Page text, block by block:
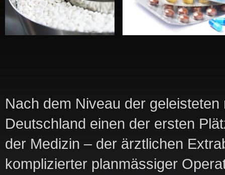
Nach dem Niveau der
Deutschland einen der ersten
der Medizin – der ärztlichen
komplizierter planmässiger